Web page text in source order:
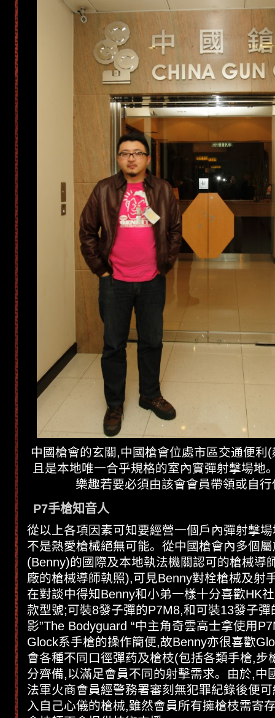
中國槍會的玄關,中國槍會位處市區交通便利
且是本地唯一合乎規格的室內實彈射擊場地
樂趣若要必須由該會會員帶領或自
P7手槍知音人
從以上各項因素可知要經營一個戶內彈射擊
不是熱愛槍械絕無可能。從中國槍會內多個
(Benny)的國際及本地執法機關認可的槍械導
廠的槍械導師執照),可見Benny對栓槍械及射
在對談中得知Benny和小弟一樣十分喜歡HK
款型號;可裝8發子彈的P7M8,和可裝13發子
影”The Bodyguard “中主角奇雲高士拿使用
Glock系手槍的操作簡便,故Benny亦很喜歡
會各種不同口徑彈药及槍枝(包括各類手槍,步
分齊備,以滿足會員不同的射擊需求。由於,中
法軍火商會員經警務署審刻無犯罪紀錄後便
入自己心儀的槍械,雖然會員所有擁槍枝需寄